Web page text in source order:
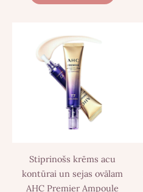
Stiprinošs krēms acu
kontūrai un sejas ovālam
AHC Premier Ampoule